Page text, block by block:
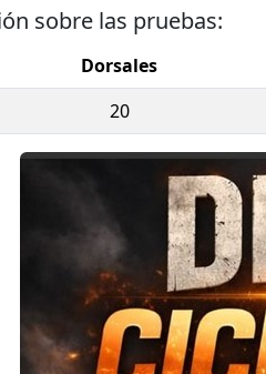
sobre las pruebas:
Dorsales
20